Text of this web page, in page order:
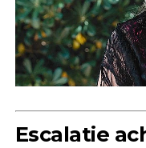
Escalatie